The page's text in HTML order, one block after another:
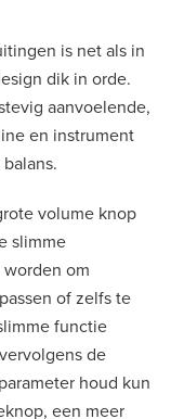
is net als in
dik in orde.
aanvoelende,
en instrument
volume knop
slimme
om
of zelfs te
functie
de
houd kun
een meer